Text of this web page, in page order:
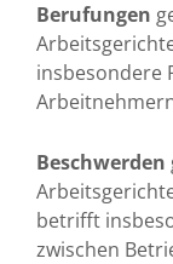
Berufungen
insbesondere
Beschwerden
betrifft
zwischen